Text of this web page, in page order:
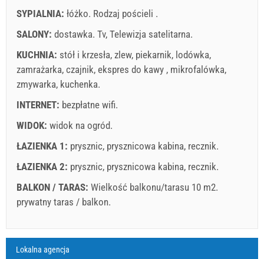
Warunki dostawcy
Zarezerwuj i czekaj na potwierdzenie
If you don"t want to book now, instead you have more
questions, please fill them bellow and click on "Send
Inquiry".
SYPIALNIA: łóżko. Rodzaj pościeli .
SALONY: dostawka. Tv, Telewizja satelitarna.
KUCHNIA: stół i krzesła, zlew, piekarnik, lodówka,
zamrażarka, czajnik, ekspres do kawy , mikrofalówka,
zmywarka, kuchenka.
INTERNET: bezpłatne wifi.
WIDOK: widok na ogród.
ŁAZIENKA 1: prysznic, prysznicowa kabina, recznik.
ŁAZIENKA 2: prysznic, prysznicowa kabina, recznik.
BALKON / TARAS: Wielkość balkonu/tarasu 10 m2.
prywatny taras / balkon.
A4 Apartment (2+2) : Prices 2026 EUR
Wyjaśnienie: daty na czerwonym tle są zarezerwowane.
Pola oznaczone gwiazdką (*) są obowiązkowe!
Lokalna agencja